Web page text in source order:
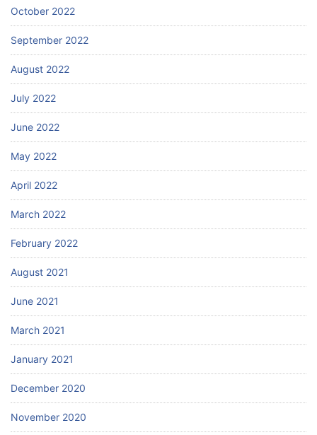
October 2022
September 2022
August 2022
July 2022
June 2022
May 2022
April 2022
March 2022
February 2022
August 2021
June 2021
March 2021
January 2021
December 2020
November 2020